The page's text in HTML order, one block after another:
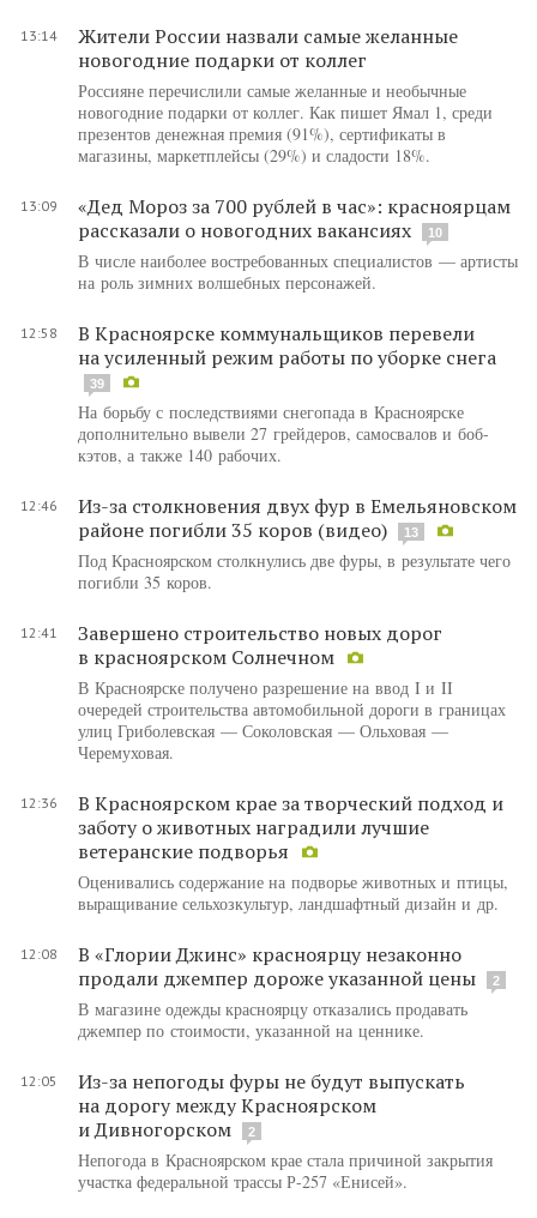
13:14
Жители России назвали самые желанные
новогодние подарки от коллег
Россияне перечислили самые желанные и необычные
новогодние подарки от коллег. Как пишет Ямал 1, среди
презентов денежная премия (91%), сертификаты в
магазины, маркетплейсы (29%) и сладости 18%.
13:09
«Дед Мороз за 700 рублей в час»: красноярцам
рассказали о новогодних вакансиях
10
В числе наиболее востребованных специалистов — артисты
на роль зимних волшебных персонажей.
12:58
В Красноярске коммунальщиков перевели
на усиленный режим работы по уборке снега
39
На борьбу с последствиями снегопада в Красноярске
дополнительно вывели 27 грейдеров, самосвалов и боб-
кэтов, а также 140 рабочих.
12:46
Из-за столкновения двух фур в Емельяновском
районе погибли 35 коров (видео)
13
Под Красноярском столкнулись две фуры, в результате чего
погибли 35 коров.
12:41
Завершено строительство новых дорог
в красноярском Солнечном
В Красноярске получено разрешение на ввод I и II
очередей строительства автомобильной дороги в границах
улиц Гриболевская — Соколовская — Ольховая —
Черемуховая.
12:36
В Красноярском крае за творческий подход и
заботу о животных наградили лучшие
ветеранские подворья
Оценивались содержание на подворье животных и птицы,
выращивание сельхозкультур, ландшафтный дизайн и др.
12:08
В «Глории Джинс» красноярцу незаконно
продали джемпер дороже указанной цены
2
В магазине одежды красноярцу отказались продавать
джемпер по стоимости, указанной на ценнике.
12:05
Из-за непогоды фуры не будут выпускать
на дорогу между Красноярском
и Дивногорском
2
Непогода в Красноярском крае стала причиной закрытия
участка федеральной трассы Р-257 «Енисей».